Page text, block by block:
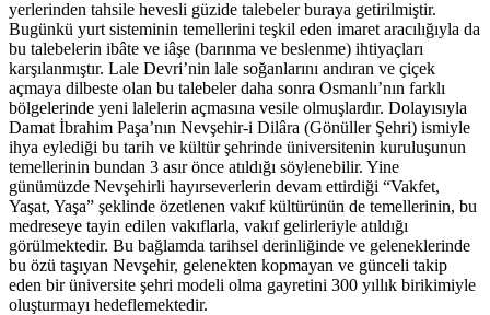
yerlerinden tahsile hevesli güzide talebeler buraya getirilmiştir.
Bugünkü yurt sisteminin temellerini teşkil eden imaret aracılığıyla da
bu talebelerin ibâte ve iâşe (barınma ve beslenme) ihtiyaçları
karşılanmıştır. Lale Devri’nin lale soğanlarını andıran ve çiçek
açmaya dilbeste olan bu talebeler daha sonra Osmanlı’nın farklı
bölgelerinde yeni lalelerin açmasına vesile olmuşlardır. Dolayısıyla
Damat İbrahim Paşa’nın Nevşehir-i Dilâra (Gönüller Şehri) ismiyle
ihya eylediği bu tarih ve kültür şehrinde üniversitenin kuruluşunun
temellerinin bundan 3 asır önce atıldığı söylenebilir. Yine
günümüzde Nevşehirli hayırseverlerin devam ettirdiği “Vakfet,
Yaşat, Yaşa” şeklinde özetlenen vakıf kültürünün de temellerinin, bu
medreseye tayin edilen vakıflarla, vakıf gelirleriyle atıldığı
görülmektedir. Bu bağlamda tarihsel derinliğinde ve geleneklerinde
bu özü taşıyan Nevşehir, gelenekten kopmayan ve günceli takip
eden bir üniversite şehri modeli olma gayretini 300 yıllık birikimiyle
oluşturmayı hedeflemektedir.